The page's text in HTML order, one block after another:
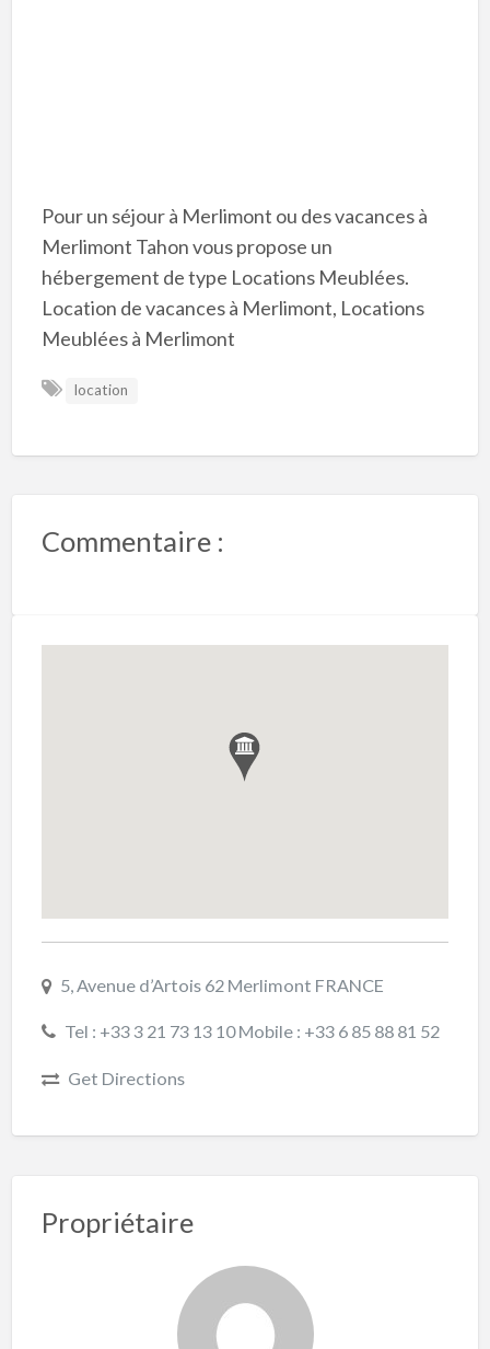
Pour un séjour à Merlimont ou des vacances à
Merlimont Tahon vous propose un
hébergement de type Locations Meublées.
Location de vacances à Merlimont, Locations
Meublées à Merlimont
location
Commentaire :
5, Avenue d’Artois 62 Merlimont FRANCE
Tel : +33 3 21 73 13 10 Mobile : +33 6 85 88 81 52
Get Directions
Propriétaire